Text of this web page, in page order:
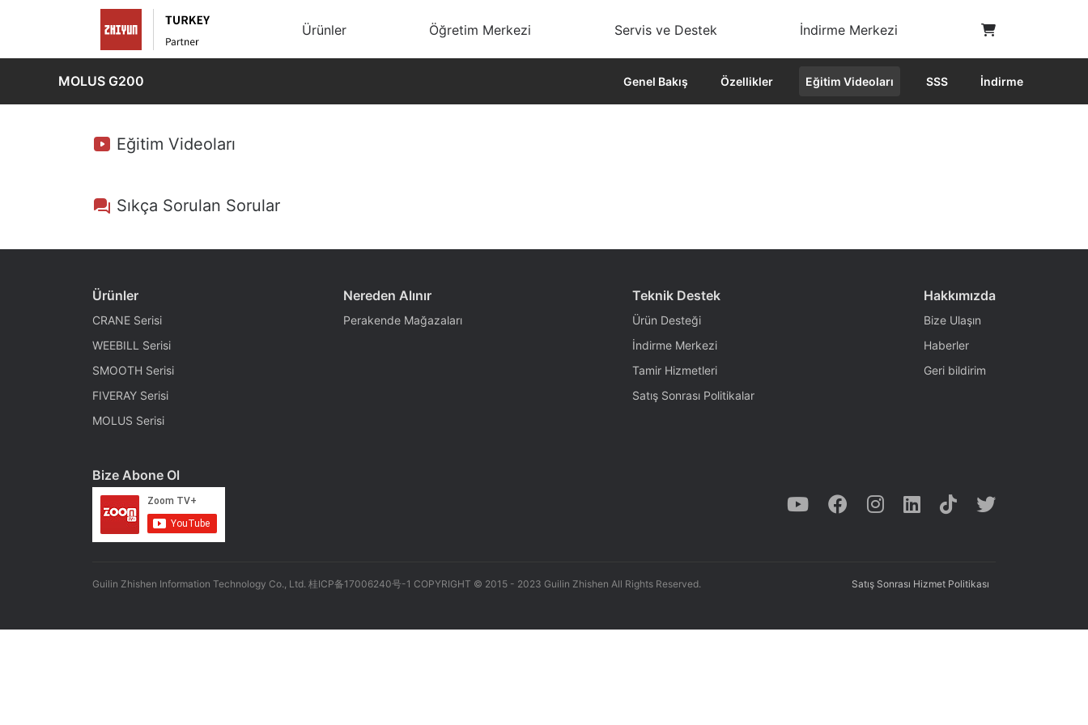
Ürünler Öğretim Merkezi Servis ve Destek İndirme Merkezi
MOLUS G200 Genel Bakış Özellikler Eğitim Videoları SSS İndirme
Eğitim Videoları
Sıkça Sorulan Sorular
Ürünler
CRANE Serisi
WEEBILL Serisi
SMOOTH Serisi
FIVERAY Serisi
MOLUS Serisi
Nereden Alınır
Perakende Mağazaları
Teknik Destek
Ürün Desteği
İndirme Merkezi
Tamir Hizmetleri
Satış Sonrası Politikalar
Hakkımızda
Bize Ulaşın
Haberler
Geri bildirim
Bize Abone Ol
Guilin Zhishen Information Technology Co., Ltd. 桂ICP备17006240号-1 COPYRIGHT © 2015 - 2023 Guilin Zhishen All Rights Reserved. Satış Sonrası Hizmet Politikası